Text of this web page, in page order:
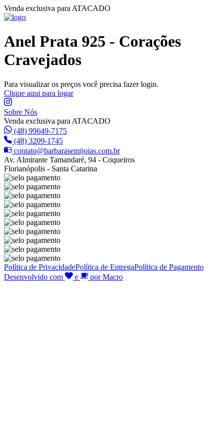
Venda exclusiva para ATACADO
Anel Prata 925 - Corações
Cravejados
Para visualizar os preços você precisa fazer login.
Clique aqui para logar
Sobre Nós
Venda exclusiva para ATACADO
(48) 99649-7175
(48) 3209-1745
contato@barbarasemijoias.com.br
Av. Almirante Tamandaré, 94 - Coqueiros
Florianópolis - Santa Catarina
Política de PrivacidadePolítica de EntregaPolítica de Pagamento
Desenvolvido com
e por Macro